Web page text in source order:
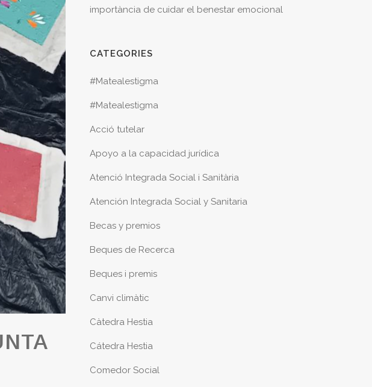
importància de cuidar el benestar emocional
CATEGORIES
#Matealestigma
#Matealestigma
Acció tutelar
Apoyo a la capacidad jurídica
Atenció Integrada Social i Sanitària
Atención Integrada Social y Sanitaria
Becas y premios
Beques de Recerca
Beques i premis
Canvi climàtic
Càtedra Hestia
Cátedra Hestia
Comedor Social